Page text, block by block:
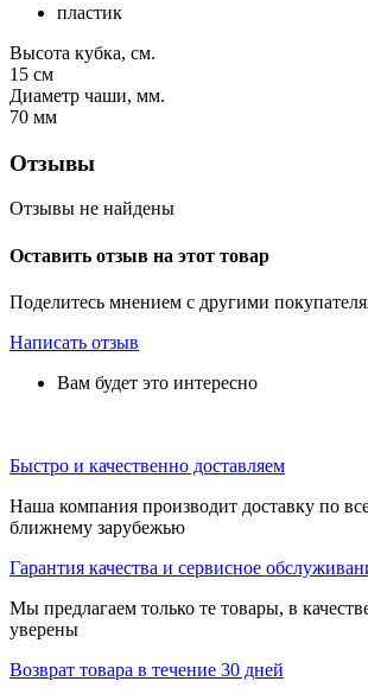
пластик
Высота кубка, см.
15 см
Диаметр чаши, мм.
70 мм
Отзывы
Отзывы не найдены
Оставить отзыв на этот товар
Поделитесь мнением с другими
Написать отзыв
Вам будет это интересно
Быстро и качественно доставляем
Наша компания производит доставку по
ближнему зарубежью
Гарантия качества и сервисное
Мы предлагаем только те товары, в
уверены
Возврат товара в течение 30 дней